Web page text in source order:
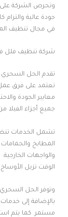
وتحرص الشركة على
جودة عالية
في مجال تنظيف
شركة تنظيف فلل
تقدم الحل
تعتمد على فرق
معايير الجودة
جميع أجزاء الفيلا
تشمل الخدمات
المطابخ
والواجهات
الوقت تزيل
وتوفر الحل
بالإضافة إلى
مستمر. كما يتم